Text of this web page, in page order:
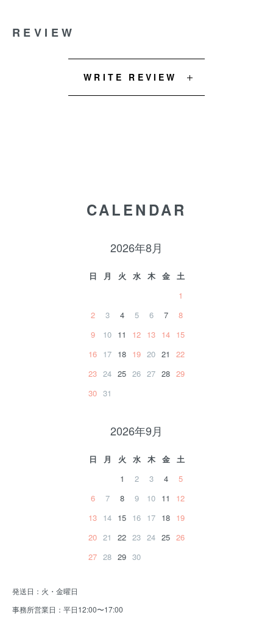
REVIEW
WRITE REVIEW
CALENDAR
2026年8月
日 月 火 水 木 金
土
1
2
3 4 5 6 7
8
9
10 11 12 13 14 15
16 17 18 19 20 21
22
23 24 25 26 27 28 29
30 31
2026年9月
日 月 火 水 木 金
土
1
2 3 4
5
6
7 8 9 10 11
12
13 14 15 16 17 18 19
20 21 22 23 24 25 26
27 28 29 30
発送日：火・金曜日
事務所営業日：平日12:00〜17:00